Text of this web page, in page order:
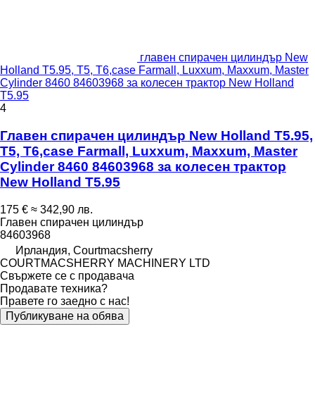
главен спирачен цилиндър New
Holland T5.95, T5, T6,case Farmall, Luxxum, Maxxum, Master
Cylinder 8460 84603968 за колесен трактор New Holland
T5.95
4
Главен спирачен цилиндър New Holland T5.95,
T5, T6,case Farmall, Luxxum, Maxxum, Master
Cylinder 8460 84603968 за колесен трактор
New Holland T5.95
175 € ≈ 342,90 лв.
Главен спирачен цилиндър
84603968
Ирландия, Courtmacsherry
COURTMACSHERRY MACHINERY LTD
Свържете се с продавача
Продавате техника?
Правете го заедно с нас!
Публикуване на обява